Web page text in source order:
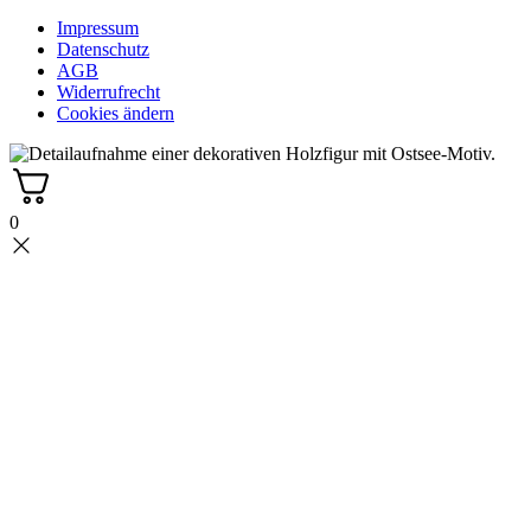
Impressum
Datenschutz
AGB
Widerrufrecht
Cookies ändern
0